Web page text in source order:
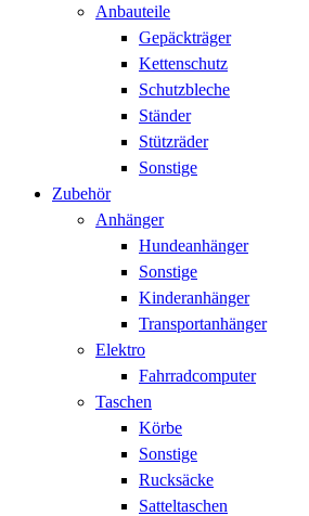
Anbauteile
Gepäckträger
Kettenschutz
Schutzbleche
Ständer
Stützräder
Sonstige
Zubehör
Anhänger
Hundeanhänger
Sonstige
Kinderanhänger
Transportanhänger
Elektro
Fahrradcomputer
Taschen
Körbe
Sonstige
Rucksäcke
Satteltaschen